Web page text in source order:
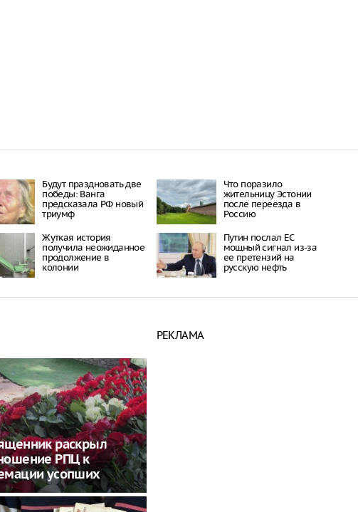
в июле увеличился в 1,6
Будут праздновать две
победы: Ванга
предсказала РФ новый
триумф
Что поразило
жительницу Эстонии
после переезда в
Россию
Жуткая история
получила неожиданное
продолжение в
колонии
Путин послал ЕС
мощный сигнал из-за
ее претензий на
русскую нефть
раскрыл
РПЦ к
усопших
РЕКЛАМА